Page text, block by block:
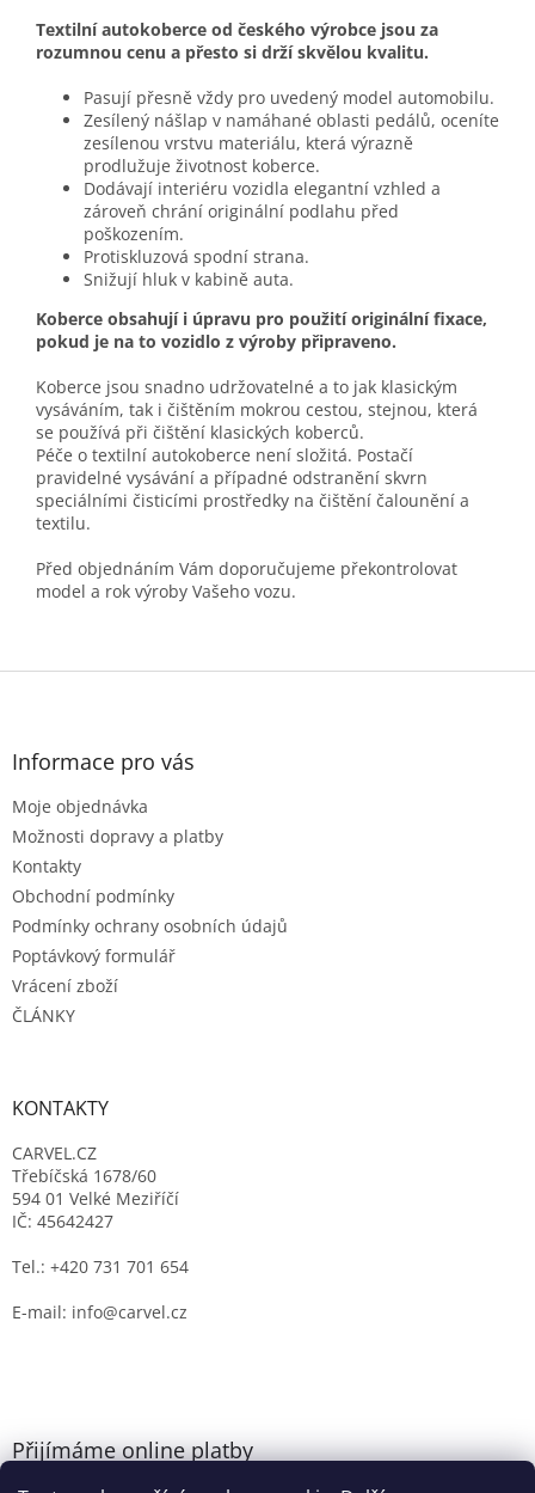
Textilní autokoberce od českého výrobce jsou za
rozumnou cenu a přesto si drží skvělou kvalitu.
Pasují přesně vždy pro uvedený model automobilu.
Zesílený nášlap v namáhané oblasti pedálů, oceníte
zesílenou vrstvu materiálu, která výrazně
prodlužuje životnost koberce.
Dodávají interiéru vozidla elegantní vzhled a
zároveň chrání originální podlahu před
poškozením.
Protiskluzová spodní strana.
Snižují hluk v kabině auta.
Koberce obsahují i úpravu pro použití originální fixace,
pokud je na to vozidlo z výroby připraveno.
Koberce jsou snadno udržovatelné a to jak klasickým
vysáváním, tak i čištěním mokrou cestou, stejnou, která
se používá při čištění klasických koberců.
Péče o textilní autokoberce není složitá. Postačí
pravidelné vysávání a případné odstranění skvrn
speciálními čisticími prostředky na čištění čalounění a
textilu.
Před objednáním Vám doporučujeme překontrolovat
model a rok výroby Vašeho vozu.
Z
Informace pro vás
Moje objednávka
Možnosti dopravy a platby
Kontakty
Obchodní podmínky
Podmínky ochrany osobních údajů
Poptávkový formulář
Vrácení zboží
ČLÁNKY
KONTAKTY
CARVEL.CZ
Třebíčská 1678/60
594 01 Velké Meziříčí
IČ: 45642427
Tel.: +420 731 701 654
E-mail: info@carvel.cz
Přijímáme online platby